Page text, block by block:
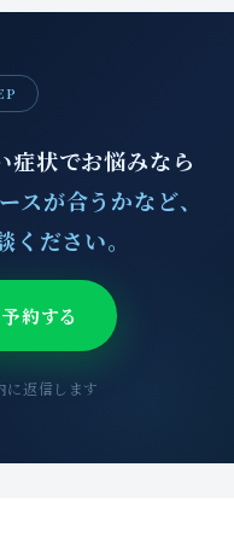
症状でお悩みなら
スが合うかなど、
ださい。
約する
に返信します